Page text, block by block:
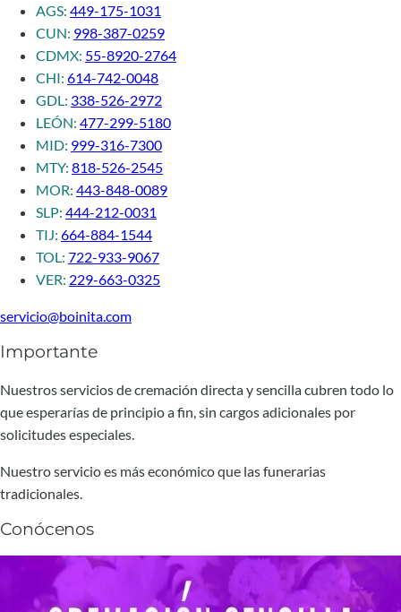
AGS: 449-175-1031
CUN: 998-387-0259
CDMX: 55-8920-2764
CHI: 614-742-0048
GDL: 338-526-2972
LEÓN: 477-299-5180
MID: 999-316-7300
MTY: 818-526-2545
MOR: 443-848-0089
SLP: 444-212-0031
TIJ: 664-884-1544
TOL: 722-933-9067
VER: 229-663-0325
servicio@boinita.com
Importante
Nuestros servicios de cremación directa y sencilla cubren todo lo
que esperarías de principio a fin, sin cargos adicionales por
solicitudes especiales.
Nuestro servicio es más económico que las funerarias
tradicionales.
Conócenos